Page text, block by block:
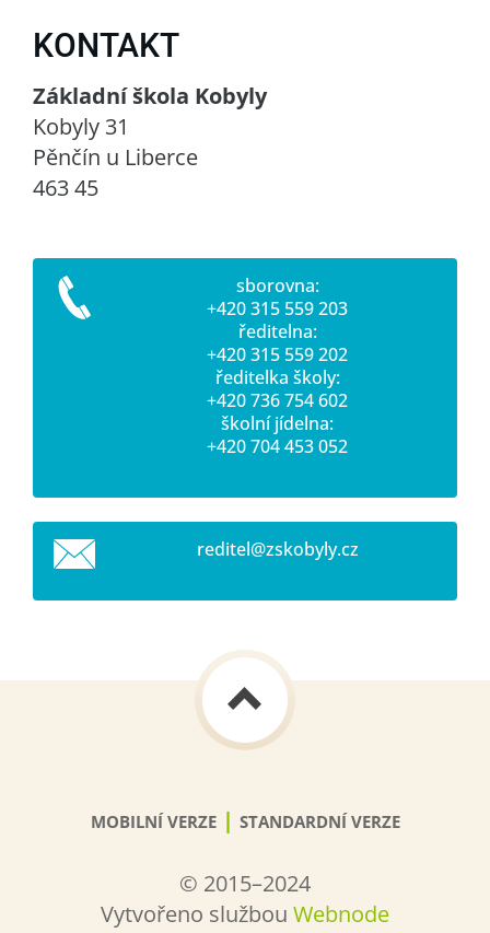
KONTAKT
Základní škola Kobyly
Kobyly 31
Pěnčín u Liberce
463 45
sborovna:
+420 315 559 203
ředitelna:
+420 315 559 202
ředitelka školy:
+420 736 754 602
školní jídelna:
+420 704 453 052
reditel@zskobyly.cz
MOBILNÍ VERZE | STANDARDNÍ VERZE
© 2015–2024
Vytvořeno službou Webnode